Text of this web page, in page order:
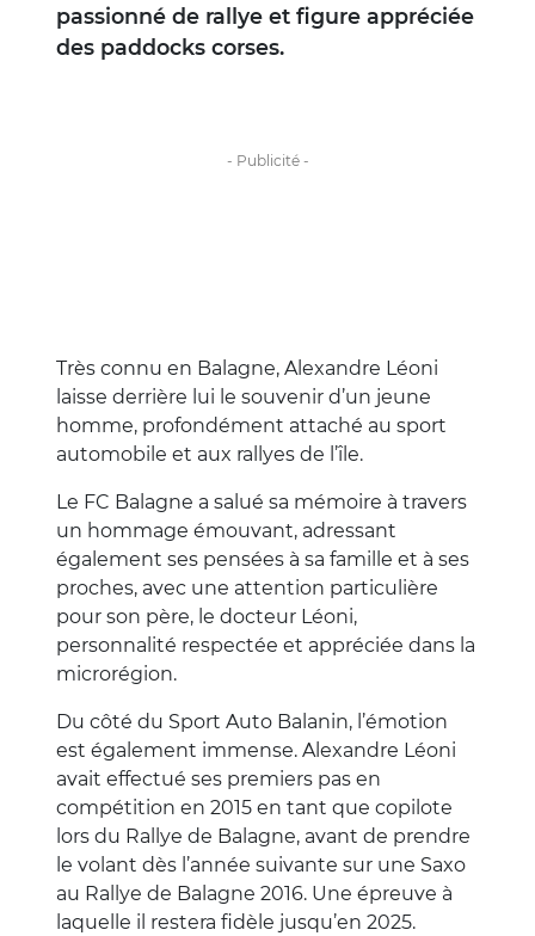
passionné de rallye et figure appréciée
des paddocks corses.
Très connu en Balagne, Alexandre Léoni
laisse derrière lui le souvenir d’un jeune
homme, profondément attaché au sport
automobile et aux rallyes de l’île.
Le FC Balagne a salué sa mémoire à travers
un hommage émouvant, adressant
également ses pensées à sa famille et à ses
proches, avec une attention particulière
pour son père, le docteur Léoni,
personnalité respectée et appréciée dans la
microrégion.
Du côté du Sport Auto Balanin, l’émotion
est également immense. Alexandre Léoni
avait effectué ses premiers pas en
compétition en 2015 en tant que copilote
lors du Rallye de Balagne, avant de prendre
le volant dès l’année suivante sur une Saxo
au Rallye de Balagne 2016. Une épreuve à
laquelle il restera fidèle jusqu’en 2025.